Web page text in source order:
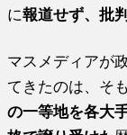
に報道せず、批
マスメディアが
てきたのは、そ
の一等地を各大